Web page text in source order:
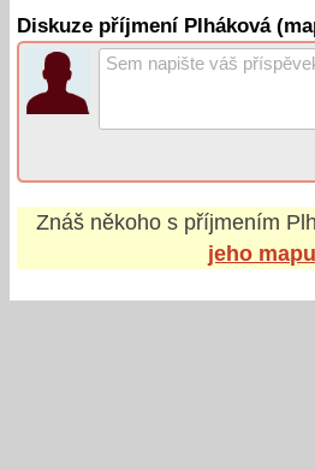
Diskuze příjmení Plháková
Znáš někoho s příjmením
jeho